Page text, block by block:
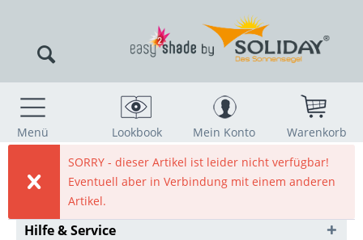
Menü Lookbook Mein Konto
Warenkorb
SORRY - dieser Artikel ist leider nicht verfügbar!
Eventuell aber in Verbindung mit einem anderen
Artikel.
Hilfe & Service